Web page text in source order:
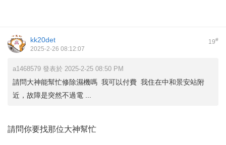
19#
kk20det
2025-2-26 08:12:07
a1468579 發表於 2025-2-25 08:50 PM
請問大神能幫忙修除濕機嗎 我可以付費 我住在中和景安站附
近，故障是突然不過電 ...
請問你要找那位大神幫忙